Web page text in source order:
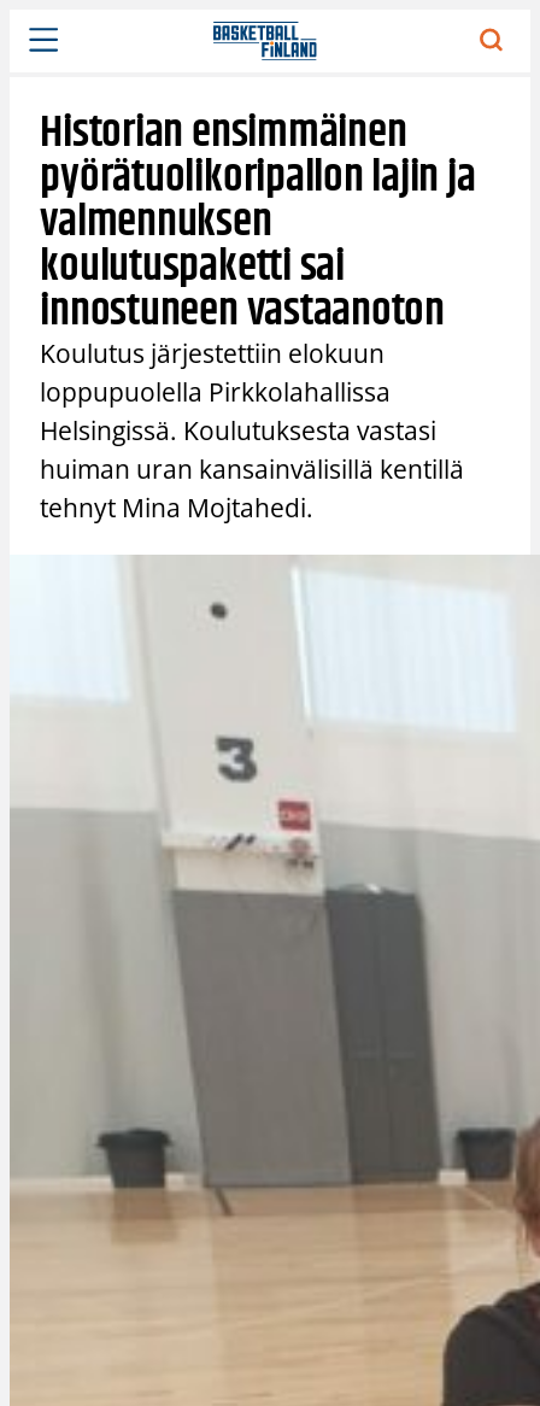
Siirry
sisältöön
Historian ensimmäinen
pyörätuolikoripallon lajin ja
valmennuksen
koulutuspaketti sai
innostuneen vastaanoton
Koulutus järjestettiin elokuun
loppupuolella Pirkkolahallissa
Helsingissä. Koulutuksesta vastasi
huiman uran kansainvälisillä kentillä
tehnyt Mina Mojtahedi.